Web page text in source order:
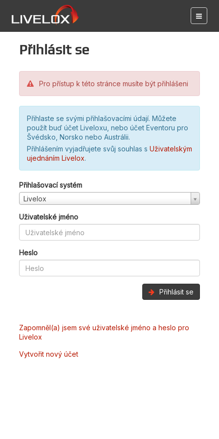
Přihlásit se
Pro přístup k této stránce musíte být přihlášeni
Přihlaste se svými přihlašovacími údají. Můžete
použít buď účet Liveloxu, nebo účet Eventoru pro
Švédsko, Norsko nebo Austrálii.
Přihlášením vyjadřujete svůj souhlas s Uživatelským
ujednáním Livelox.
Přihlašovací systém
Livelox
Uživatelské jméno
Heslo
Přihlásit se
Zapomněl(a) jsem své uživatelské jméno a heslo pro
Livelox
Vytvořit nový účet